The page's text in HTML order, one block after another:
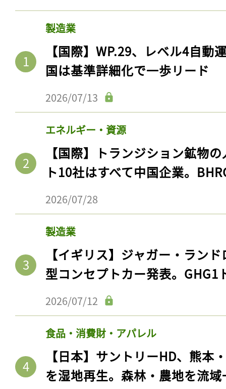
製造業
【国際】WP.29、レベル4自動
国は基準詳細化で一歩リード
2026/07/13
エネルギー・資源
【国際】トランジション鉱物
ト10社はすべて中国企業。
2026/07/28
製造業
【イギリス】ジャガー・ラン
型コンセプトカー発表。GHG1
2026/07/12
食品・消費財・アパレル
【日本】サントリーHD、熊本
を湿地再生。森林・農地を流